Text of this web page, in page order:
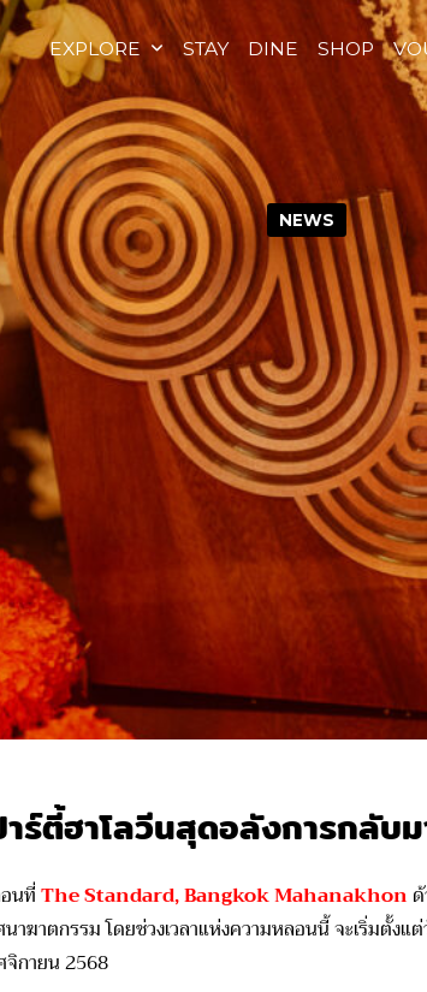
EXPLORE STAY DINE SHOP
NEWS
ร์ตี้ฮาโลวีนสุดอลังการกลั
นที่The Standard, Bangkok Mahanakhon
าฆาตกรรม โดยช่วงเวลาแห่งความหลอนนี้ จะเริ่มตั้
กายน 2568